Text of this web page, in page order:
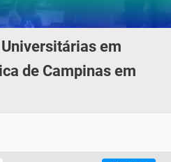
em
de Campinas em